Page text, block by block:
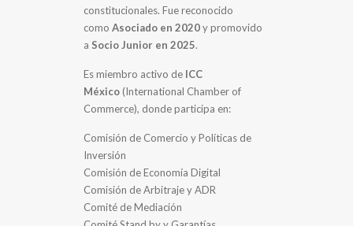
constitucionales. Fue reconocido
comoAsociado en 2020y promovido
a Socio Junior en 2025.
Es miembro activo de ICC
México (International Chamber of
Commerce), donde participa en:
Comisión de Comercio y Políticas de
Inversión
Comisión de Economía Digital
Comisión de Arbitraje y ADR
Comité de Mediación